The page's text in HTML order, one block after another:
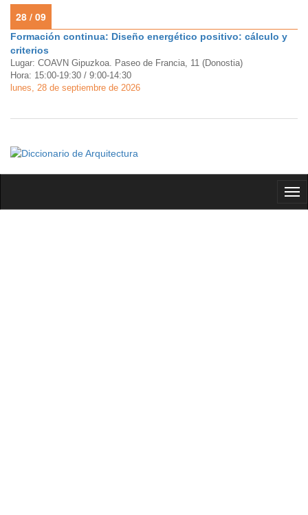
28 / 09
Formación continua: Diseño energético positivo: cálculo y
criterios
Lugar: COAVN Gipuzkoa. Paseo de Francia, 11 (Donostia)
Hora: 15:00-19:30 / 9:00-14:30
lunes, 28 de septiembre de 2026